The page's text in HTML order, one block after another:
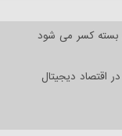
بسته کسر می شود
اقتصاد دیجیتال